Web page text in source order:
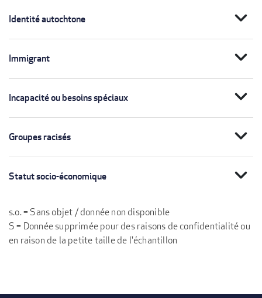
Identité autochtone expand_more
Immigrant expand_more
Incapacité ou besoins spéciaux expand_more
Groupes racisés expand_more
Statut socio-économique expand_more
s.o. = Sans objet / donnée non disponible
S = Donnée supprimée pour des raisons de confidentialité ou
en raison de la petite taille de l'échantillon